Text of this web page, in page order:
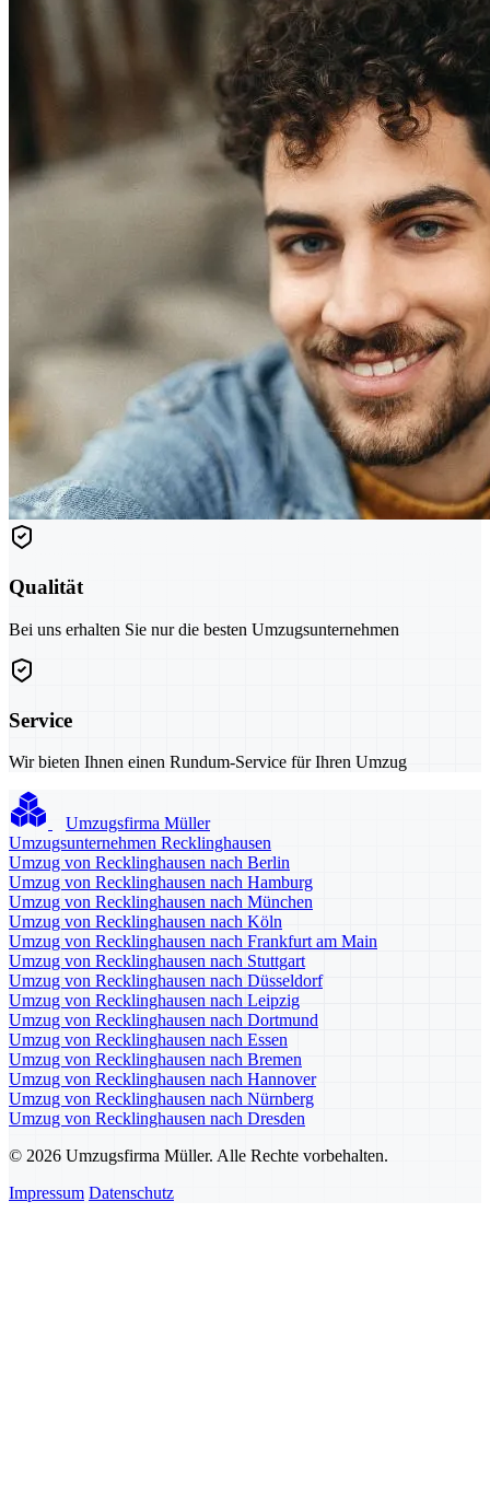
Qualität
Bei uns erhalten Sie nur die besten Umzugsunternehmen
Service
Wir bieten Ihnen einen Rundum-Service für Ihren Umzug
Umzugsfirma Müller
Umzugsunternehmen Recklinghausen
Umzug von Recklinghausen nach Berlin
Umzug von Recklinghausen nach Hamburg
Umzug von Recklinghausen nach München
Umzug von Recklinghausen nach Köln
Umzug von Recklinghausen nach Frankfurt am Main
Umzug von Recklinghausen nach Stuttgart
Umzug von Recklinghausen nach Düsseldorf
Umzug von Recklinghausen nach Leipzig
Umzug von Recklinghausen nach Dortmund
Umzug von Recklinghausen nach Essen
Umzug von Recklinghausen nach Bremen
Umzug von Recklinghausen nach Hannover
Umzug von Recklinghausen nach Nürnberg
Umzug von Recklinghausen nach Dresden
© 2026 Umzugsfirma Müller. Alle Rechte vorbehalten.
Impressum Datenschutz